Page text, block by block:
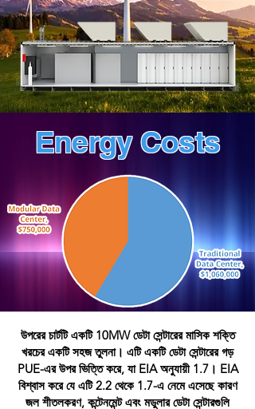
Energy Costs
উপরের চার্টটি একটি 10MW ডেটা সেন্টারের মাসিক শক্তি
খরচের একটি সহজ তুলনা। এটি একটি ডেটা সেন্টারের গড়
PUE-এর উপর ভিত্তি করে, যা EIA অনুযায়ী 1.7। EIA
বিশ্বাস করে যে এটি 2.2 থেকে 1.7-এ নেমে এসেছে কারণ
জল শীতলকরণ, কন্টেনমেন্ট এবং মডুলার ডেটা সেন্টারগুলি